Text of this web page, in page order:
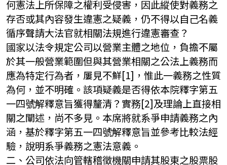
何憲法上所保障之權利受侵害，因此縱使對義務之
存否或其內容發生違憲之疑義，仍不得以自己名義
循序聲請大法官就相關法規進行違憲審查？
國家以法令規定公司以營業主體之地位，負擔不屬
於其一般營業範圍但與其營業相關之公法上義務而
應為特定行為者，屢見不鮮[1]，惟此一義務之性質
為何，並不明確。該項疑義是否得依本院釋字第五
一四號解釋意旨獲得釐清？實務[2]及理論上直接相
關之闡述，尚不多見。本席將就系爭申請義務之內
涵，基於釋字第五一四號解釋意旨並參考比較法經
驗，說明系爭義務之憲法意義。
二、公司依法向管轄稽徵機關申請其股東之股票股